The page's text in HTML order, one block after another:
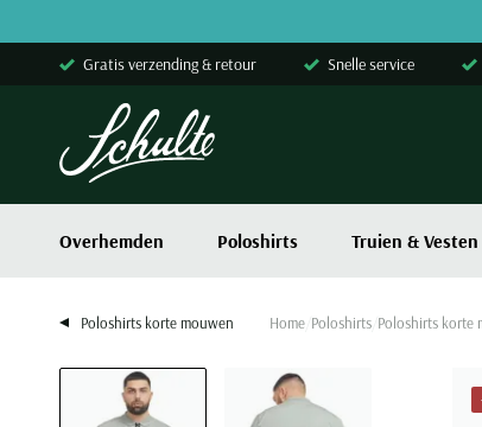
Gratis verzending & retour Snelle service
Overhemden Poloshirts Truien & Vesten
Poloshirts korte mouwen Home Poloshirts Poloshirts korte